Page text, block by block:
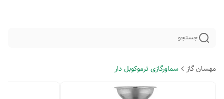
جستجو
مهسان گاز سماورگازی ترموکوبل دار